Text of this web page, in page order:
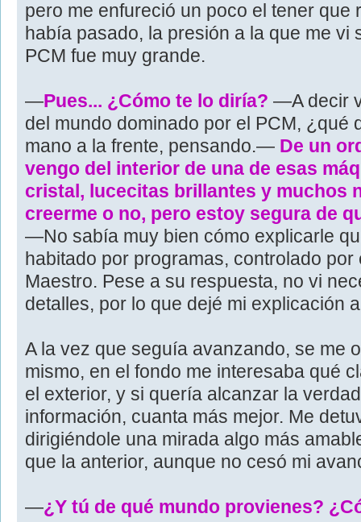
pero me enfureció un poco el tener que
había pasado, la presión a la que me vi
PCM fue muy grande.
—Pues... ¿Cómo te lo diría? —A decir
del mundo dominado por el PCM, ¿qué
mano a la frente, pensando.— De un
vengo del interior de una de esas
cristal, lucecitas brillantes y muchos
creerme o no, pero estoy segura de
—No sabía muy bien cómo explicarle
habitado por programas, controlado
Maestro. Pese a su respuesta, no vi
detalles, por lo que dejé mi explicación
A la vez que seguía avanzando, se me
mismo, en el fondo me interesaba qué
el exterior, y si quería alcanzar la
información, cuanta más mejor. Me
dirigiéndole una mirada algo más
que la anterior, aunque no cesó mi
—¿Y tú de qué mundo provienes?